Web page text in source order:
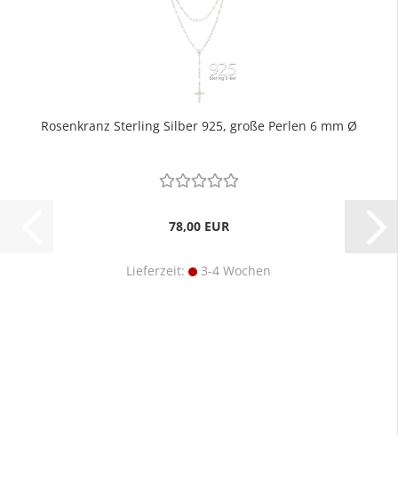
Rosenkranz Sterling Silber 925, große Perlen 6 mm Ø
78,00 EUR
Lieferzeit: 3-4 Wochen